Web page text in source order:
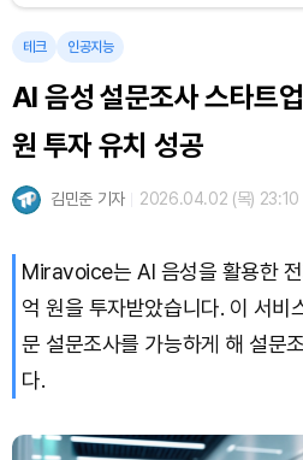
테크 인공지능
AI 음성 설문조사 스타
원 투자 유치 성공
김민준 기자 2026.04.02 (목) 23:10
Miravoice는 AI 음성을 활용한
억 원을 투자받았습니다. 이 서비
문 설문조사를 가능하게 해 설문
다.